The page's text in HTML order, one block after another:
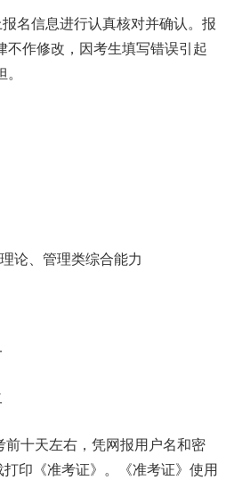
名信息进行认真核对并确认。报
不作修改，因考生填写错误引起
论、管理类综合能力
十天左右，凭网报用户名和密
打印《准考证》。《准考证》使用